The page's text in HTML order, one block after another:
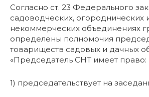
Согласно ст. 23 Федерального
садоводческих, огороднических
некоммерческих объединениях
определены полномочия
товариществ садовых и дачных
«Председатель СНТ имеет право:
1) председательствует на